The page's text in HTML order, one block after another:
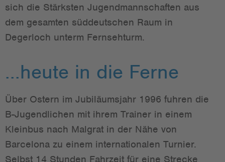
sich die Stärksten Jugendmannschaften aus
dem gesamten süddeutschen Raum in
Degerloch unterm Fernsehturm.
...heute in die Ferne
Über Ostern im Jubiläumsjahr 1996 fuhren die
B-Jugendlichen mit ihrem Trainer in einem
Kleinbus nach Malgrat in der Nähe von
Barcelona zu einem internationalen Turnier.
Selbst 14 Stunden Fahrzeit für eine Strecke